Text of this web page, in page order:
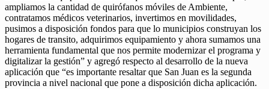
ampliamos la cantidad de quirófanos móviles de Ambiente,
contratamos médicos veterinarios, invertimos en movilidades,
pusimos a disposición fondos para que lo municipios construyan los
hogares de transito, adquirimos equipamiento y ahora sumamos una
herramienta fundamental que nos permite modernizar el programa y
digitalizar la gestión” y agregó respecto al desarrollo de la nueva
aplicación que “es importante resaltar que San Juan es la segunda
provincia a nivel nacional que pone a disposición dicha aplicación.